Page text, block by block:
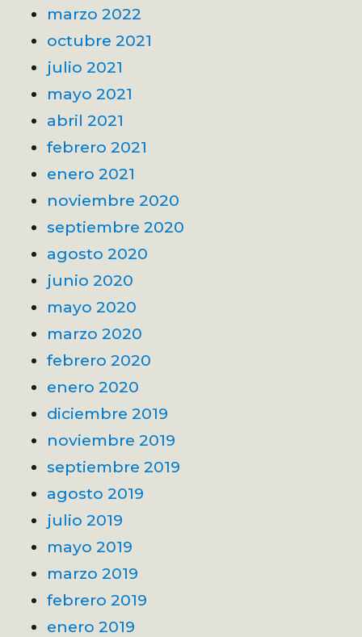
marzo 2022
octubre 2021
julio 2021
mayo 2021
abril 2021
febrero 2021
enero 2021
noviembre 2020
septiembre 2020
agosto 2020
junio 2020
mayo 2020
marzo 2020
febrero 2020
enero 2020
diciembre 2019
noviembre 2019
septiembre 2019
agosto 2019
julio 2019
mayo 2019
marzo 2019
febrero 2019
enero 2019